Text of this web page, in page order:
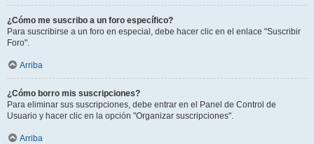
¿Cómo me suscribo a un foro específico?
Para suscribirse a un foro en especial, debe hacer clic en el enlace "Suscribir
Foro".
Arriba
¿Cómo borro mis suscripciones?
Para eliminar sus suscripciones, debe entrar en el Panel de Control de
Usuario y hacer clic en la opción "Organizar suscripciones".
Arriba